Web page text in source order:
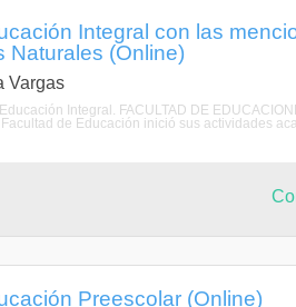
Integral con las
Naturales (Online)
Vargas
Integral. FACULTAD DE
de Educación inició sus actividades
Preescolar (Online)